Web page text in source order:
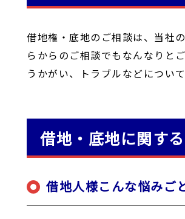
借地権・底地のご相談は、当社
らからのご相談でもなんなりと
うかがい、トラブルなどについ
借地・底地に関す
借地人様こんな悩みご